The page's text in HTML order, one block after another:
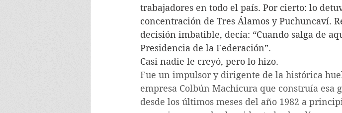
trabajadores en todo el país. Por cierto: lo
concentración de Tres Álamos y Puchuncaví.
decisión imbatible, decía: “Cuando salga de
Presidencia de la Federación”.
Casi nadie le creyó, pero lo hizo.
Fue un impulsor y dirigente de la histórica
empresa Colbún Machicura que construía esa
desde los últimos meses del año 1982 a